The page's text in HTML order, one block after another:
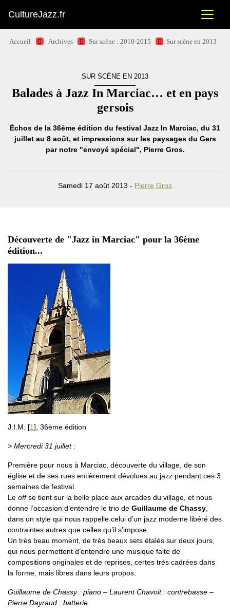
CultureJazz.fr
Accueil Archives Sur scène : 2010-2015 Sur scène en 2013
SUR SCÈNE EN 2013
Balades à Jazz In Marciac… et en pays
gersois
Échos de la 36ème édition du festival Jazz In Marciac, du 31
juillet au 8 août, et impressions sur les paysages du Gers
par notre "envoyé spécial", Pierre Gros.
Samedi 17 août 2013 - Pierre Gros
Découverte de "Jazz in Marciac" pour la 36ème
édition...
J.I.M. [1] , 36ème édition
> Mercredi 31 juillet :
Première pour nous à Marciac, découverte du village, de son
église et de ses rues entièrement dévolues au jazz pendant ces 3
semaines de festival.
Le offse tient sur la belle place aux arcades du village, et nous
donne l’occasion d’entendre le trio de Guillaume de Chassy
dans un style qui nous rappelle celui d’un jazz moderne libéré des
contraintes autres que celles qu’il s’impose.
Un très beau moment, de très beaux sets étalés sur deux jours,
qui nous permettent d’entendre une musique faite de
compositions originales et de reprises, certes très cadrées dans
la forme, mais libres dans leurs propos.
Guillaume de Chassy : piano – Laurent Chavoit : contrebasse –
Pierre Dayraud : batterie